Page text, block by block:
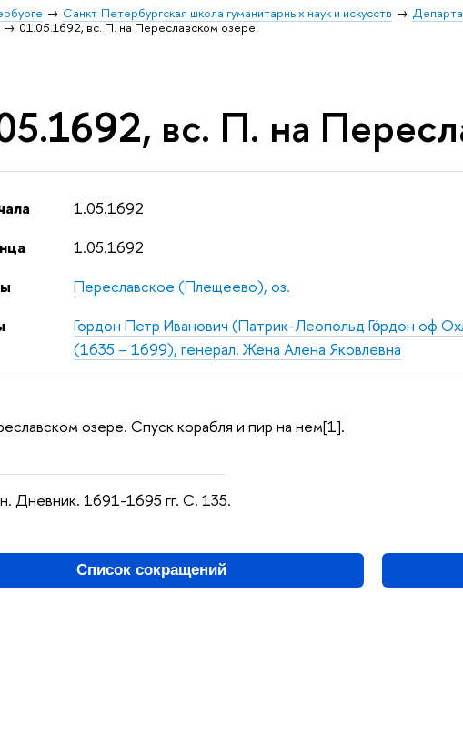
Санкт-Петербургская школа гуманитарных наук и искусств
01.05.1692, вс. П. на Переславском озере.
вс. П. на
1.05.1692
1.05.1692
Переславское (Плещеево), оз.
Гордон Петр Иванович (Патрик-Леопольд Го́рдон оф
(1635 – 1699), генерал. Жена Алена Яковлевна
озере. Спуск корабля и пир на нем[1].
Дневник. 1691-1695 гг. С. 135.
Список сокращений